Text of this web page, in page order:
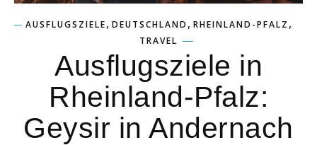
AUSFLUGSZIELE, DEUTSCHLAND , RHEINLAND-PFALZ ,
TRAVEL
Ausflugsziele in
Rheinland-Pfalz:
Geysir in Andernach